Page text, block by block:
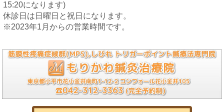
15:20になります)
休診日は日曜日と祝日になります。
※2023年1月からの営業時間です。